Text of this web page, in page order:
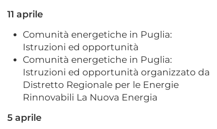
11 aprile
Comunità energetiche in Puglia:
Istruzioni ed opportunità
Comunità energetiche in Puglia:
Istruzioni ed opportunità organizzato da
Distretto Regionale per le Energie
Rinnovabili La Nuova Energia
5 aprile